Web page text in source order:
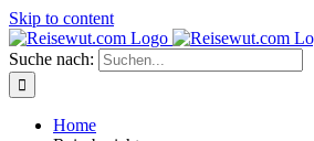
Skip to content
Suche nach:
Home